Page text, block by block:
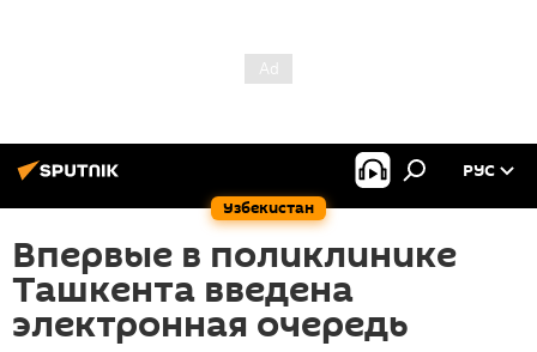
Узбекистан
РУС
Впервые в поликлинике
Ташкента введена
электронная очередь